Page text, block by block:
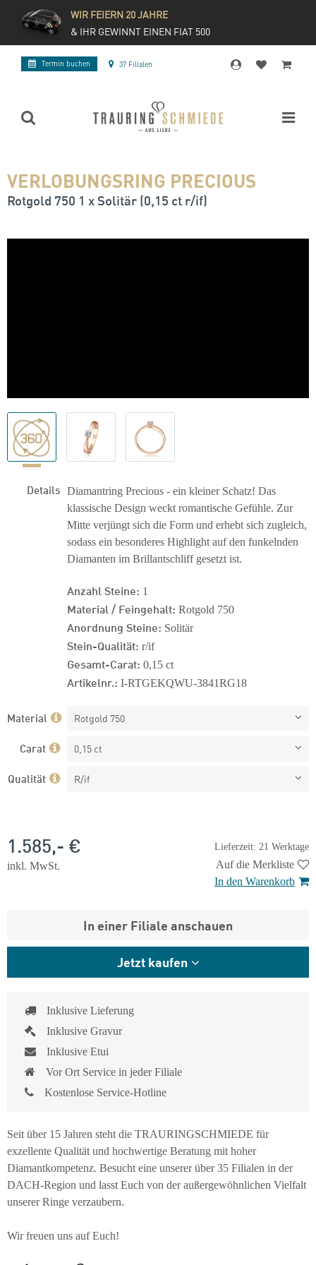
WIR FEIERN 20 JAHRE
& IHR GEWINNT EINEN FIAT 500
Termin buchen 37 Filialen
VERLOBUNGSRING PRECIOUS
Rotgold 750 1 x Solitär (0,15 ct r/if)
Details Diamantring Precious - ein kleiner Schatz! Das
klassische Design weckt romantische Gefühle. Zur
Mitte verjüngt sich die Form und erhebt sich zugleich,
sodass ein besonderes Highlight auf den funkelnden
Diamanten im Brillantschliff gesetzt ist.
Anzahl Steine: 1
Material / Feingehalt: Rotgold 750
Anordnung Steine: Solitär
Stein-Qualität: r/if
Gesamt-Carat: 0,15 ct
Artikelnr.: I-RTGEKQWU-3841RG18
Material Rotgold 750
Carat 0,15 ct
Qualität R/if
Lieferzeit: 21 Werktage
1.585,- €
inkl. MwSt.
Auf die Merkliste
In den Warenkorb
In einer Filiale anschauen
Jetzt kaufen
Inklusive Lieferung
Inklusive Gravur
Inklusive Etui
Vor Ort Service in jeder Filiale
Kostenlose Service-Hotline
Seit über 15 Jahren steht die TRAURINGSCHMIEDE für
exzellente Qualität und hochwertige Beratung mit hoher
Diamantkompetenz. Besucht eine unserer über 35 Filialen in der
DACH-Region und lasst Euch von der außergewöhnlichen Vielfalt
unserer Ringe verzaubern.
Wir freuen uns auf Euch!